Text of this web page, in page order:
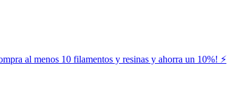
al menos 10 filamentos y resinas y ahorra un 10%! ⚡️